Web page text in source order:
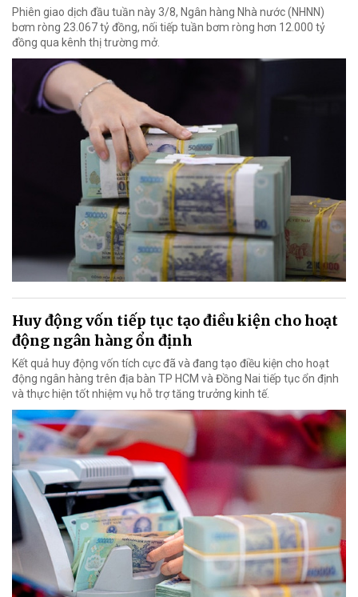
Phiên giao dịch đầu tuần này 3/8, Ngân hàng Nhà nước (NHNN)
bơm ròng 23.067 tỷ đồng, nối tiếp tuần bơm ròng hơn 12.000 tỷ
đồng qua kênh thị trường mở.
Huy động vốn tiếp tục tạo điều kiện cho hoạt
động ngân hàng ổn định
Kết quả huy động vốn tích cực đã và đang tạo điều kiện cho hoạt
động ngân hàng trên địa bàn TP HCM và Đồng Nai tiếp tục ổn định
và thực hiện tốt nhiệm vụ hỗ trợ tăng trưởng kinh tế.